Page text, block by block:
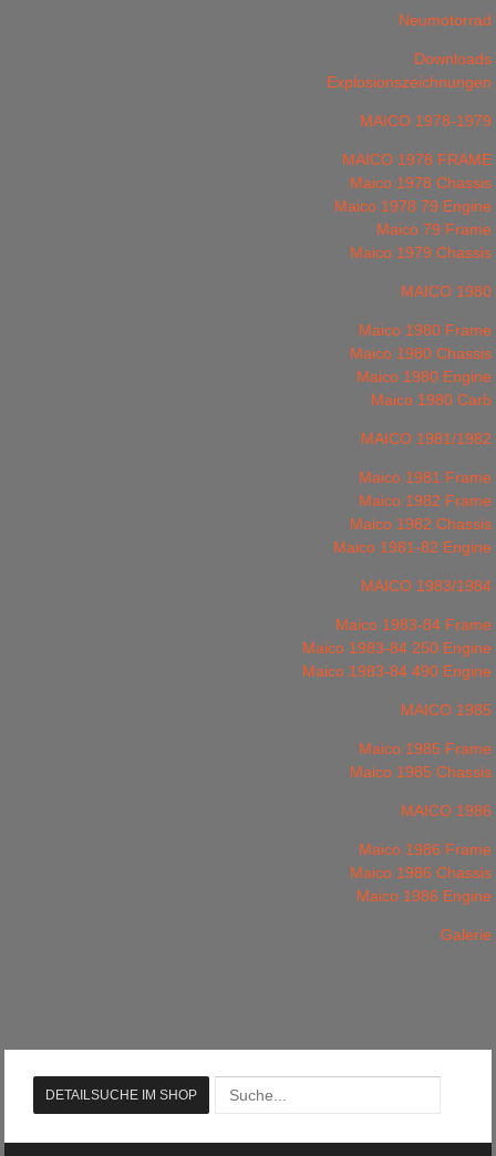
Neumotorrad
Downloads
Explosionszeichnungen
MAICO 1978-1979
MAICO 1978 FRAME
Maico 1978 Chassis
Maico 1978 79 Engine
Maico 79 Frame
Maico 1979 Chassis
MAICO 1980
Maico 1980 Frame
Maico 1980 Chassis
Maico 1980 Engine
Maico 1980 Carb
MAICO 1981/1982
Maico 1981 Frame
Maico 1982 Frame
Maico 1982 Chassis
Maico 1981-82 Engine
MAICO 1983/1984
Maico 1983-84 Frame
Maico 1983-84 250 Engine
Maico 1983-84 490 Engine
MAICO 1985
Maico 1985 Frame
Maico 1985 Chassis
MAICO 1986
Maico 1986 Frame
Maico 1986 Chassis
Maico 1986 Engine
Galerie